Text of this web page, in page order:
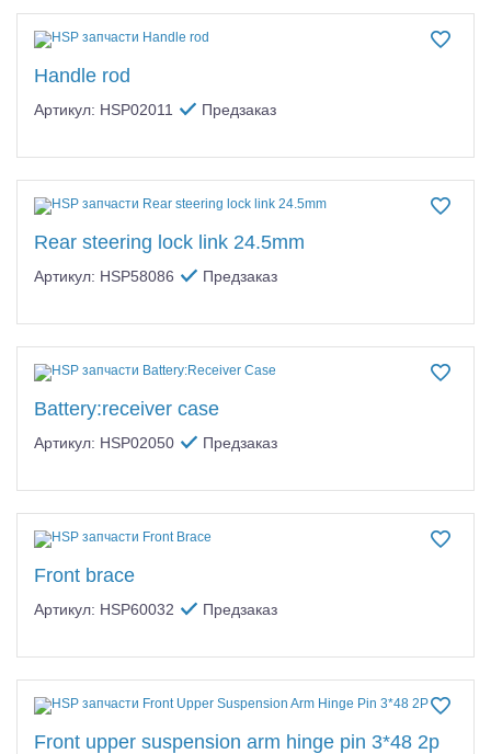
Handle rod
Артикул: HSP02011 Предзаказ
Rear steering lock link 24.5mm
Артикул: HSP58086 Предзаказ
Battery:receiver case
Артикул: HSP02050 Предзаказ
Front brace
Артикул: HSP60032 Предзаказ
Front upper suspension arm hinge pin 3*48 2p